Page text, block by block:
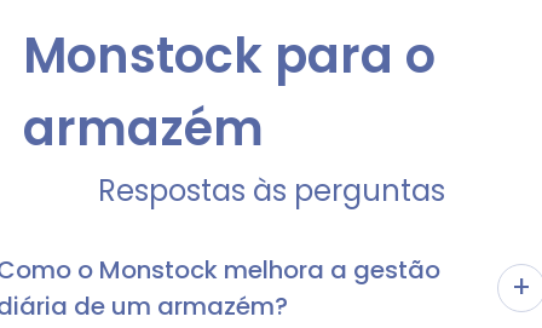
Monstock para o
armazém
Respostas às perguntas
o Monstock melhora a gestão
de um armazém?
+